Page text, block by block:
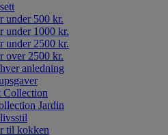
under 500 kr.
under 1000 kr.
under 2500 kr.
over 2500 kr.
anledning
Collection
Jardin
til kokken